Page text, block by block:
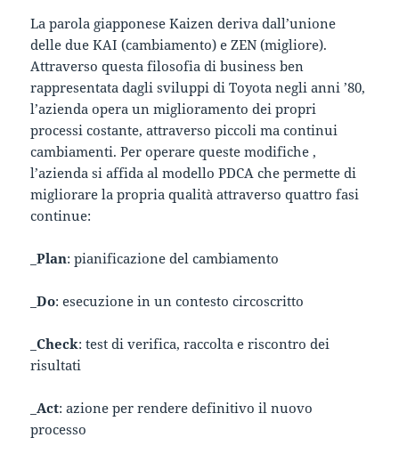
La parola giapponese Kaizen deriva dall’unione
delle due KAI (cambiamento) e ZEN (migliore).
Attraverso questa filosofia di business ben
rappresentata dagli sviluppi di Toyota negli anni ’80,
l’azienda opera un miglioramento dei propri
processi costante, attraverso piccoli ma continui
cambiamenti. Per operare queste modifiche ,
l’azienda si affida al modello PDCA che permette di
migliorare la propria qualità attraverso quattro fasi
continue:
_Plan: pianificazione del cambiamento
_Do: esecuzione in un contesto circoscritto
_Check: test di verifica, raccolta e riscontro dei
risultati
_Act: azione per rendere definitivo il nuovo
processo